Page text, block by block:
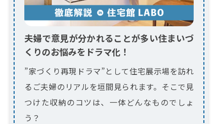
夫婦で意見が分かれることが多い住まいづ
くりのお悩みをドラマ化！
”家づくり再現ドラマ”として住宅展示場を訪れ
るご夫婦のリアルを垣間見られます。そこで見
つけた収納のコツは、一体どんなものでしょ
う？